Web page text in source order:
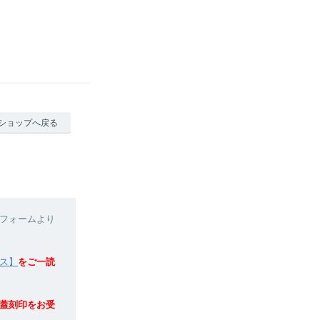
ョップへ戻る
ォームより
】 をご一読
刻印をお受